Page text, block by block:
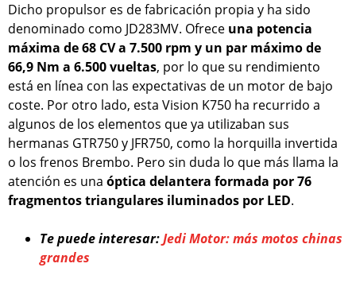
Dicho propulsor es de fabricación propia y ha sido
denominado como JD283MV. Ofrece una potencia
máxima de 68 CV a 7.500 rpm y un par máximo de
66,9 Nm a 6.500 vueltas, por lo que su rendimiento
está en línea con las expectativas de un motor de bajo
coste. Por otro lado, esta Vision K750 ha recurrido a
algunos de los elementos que ya utilizaban sus
hermanas GTR750 y JFR750, como la horquilla invertida
o los frenos Brembo. Pero sin duda lo que más llama la
atención es una óptica delantera formada por 76
fragmentos triangulares iluminados por LED.
Te puede interesar:Jedi Motor: más motos chinas
grandes